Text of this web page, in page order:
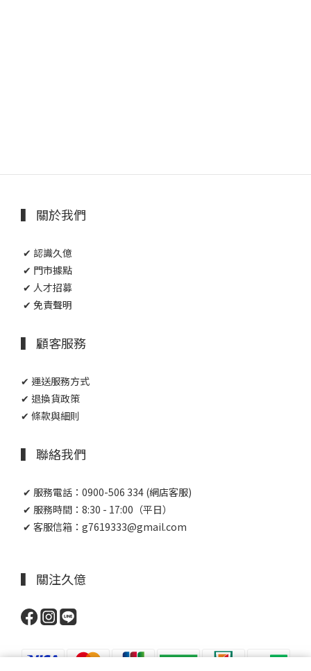
▍ 關於我們
✔ 認識久億
✔ 門市據點
✔ 人才招募
✔ 免責聲明
▍ 顧客服務
✔ 運送服務方式
✔ 退換貨政策
✔ 條款與細則
▍ 聯絡我們
✔ 服務電話：0900-506 334 (網店客服)
✔ 服務時間：8:30 - 17:00（平日）
✔ 客服信箱：g7619333@gmail.com
▍ 關注久億